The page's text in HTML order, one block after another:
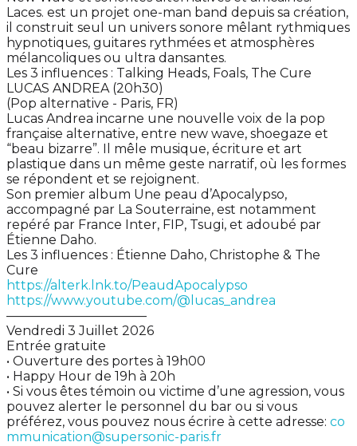
Laces. est un projet one-man band depuis sa création,
il construit seul un univers sonore mêlant rythmiques
hypnotiques, guitares rythmées et atmosphères
mélancoliques ou ultra dansantes.
Les 3 influences : Talking Heads, Foals, The Cure
LUCAS ANDREA (20h30)
(Pop alternative - Paris, FR)
Lucas Andrea incarne une nouvelle voix de la pop
française alternative, entre new wave, shoegaze et
“beau bizarre”. Il mêle musique, écriture et art
plastique dans un même geste narratif, où les formes
se répondent et se rejoignent.
Son premier album Une peau d’Apocalypso,
accompagné par La Souterraine, est notamment
repéré par France Inter, FIP, Tsugi, et adoubé par
Étienne Daho.
Les 3 influences : Étienne Daho, Christophe & The
Cure
https://alterk.lnk.to/PeaudApocalypso
https://www.youtube.com/@lucas_andrea
———————————
Vendredi 3 Juillet 2026
Entrée gratuite
• Ouverture des portes à 19h00
• Happy Hour de 19h à 20h
• Si vous êtes témoin ou victime d’une agression, vous
pouvez alerter le personnel du bar ou si vous
préférez, vous pouvez nous écrire à cette adresse: co
mmunication@supersonic-paris.fr